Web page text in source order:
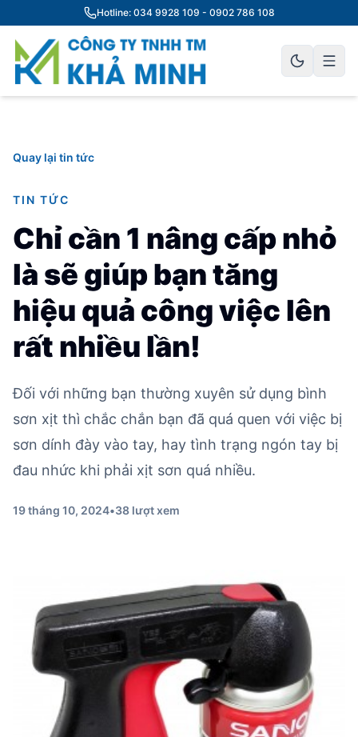
Hotline: 034 9928 109 - 0902 786 108
Quay lại tin tức
TIN TỨC
Chỉ cần 1 nâng cấp nhỏ
là sẽ giúp bạn tăng
hiệu quả công việc lên
rất nhiều lần!
Đối với những bạn thường xuyên sử dụng bình
sơn xịt thì chắc chắn bạn đã quá quen với việc bị
sơn dính đày vào tay, hay tình trạng ngón tay bị
đau nhức khi phải xịt sơn quá nhiều.
19 tháng 10, 2024•38 lượt xem